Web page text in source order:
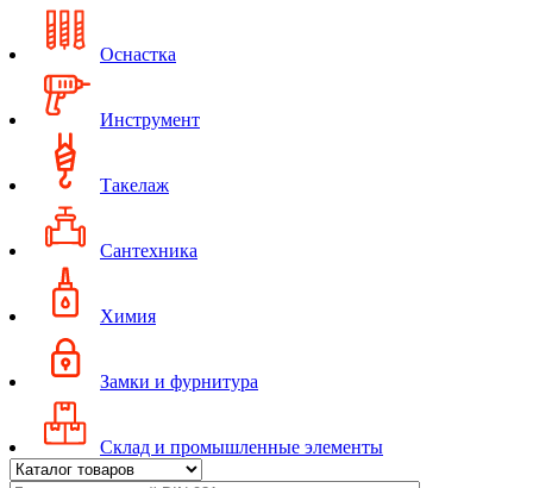
Оснастка
Инструмент
Такелаж
Сантехника
Химия
Замки и фурнитура
Склад и промышленные элементы